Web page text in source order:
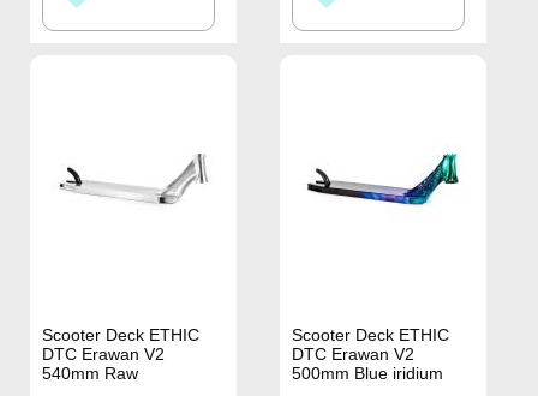
WUNSCHLISTE WUNSCHLISTE
Scooter Deck ETHIC
DTC Erawan V2
540mm Raw
Scooter Deck ETHIC
DTC Erawan V2
500mm Blue iridium